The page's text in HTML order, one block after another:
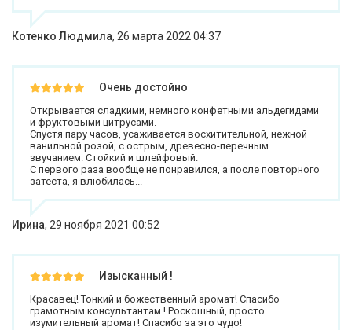
Котенко Людмила, 26 марта 2022 04:37
Очень достойно
Открывается сладкими, немного конфетными альдегидами
и фруктовыми цитрусами.
Спустя пару часов, усаживается восхитительной, нежной
ванильной розой, с острым, древесно-перечным
звучанием. Стойкий и шлейфовый.
С первого раза вообще не понравился, а после повторного
затеста, я влюбилась...
Ирина, 29 ноября 2021 00:52
Изысканный !
Красавец! Тонкий и божественный аромат! Спасибо
грамотным консультантам ! Роскошный, просто
изумительный аромат! Спасибо за это чудо!